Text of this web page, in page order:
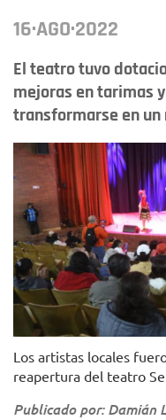
16·AGO·2022
El teatro tuvo
mejoras en tarimas
transformarse en
Los artistas locales
reapertura del teatro
Publicado por: Damián